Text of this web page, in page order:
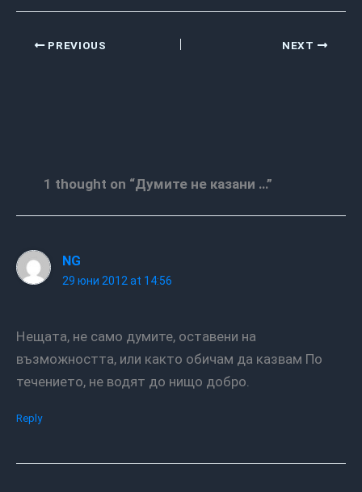
PREVIOUS NEXT
1 thought on “Думите не казани …”
NG
29 юни 2012 at 14:56
Нещата, не само думите, оставени на
възможността, или както обичам да казвам По
течението, не водят до нищо добро.
Reply